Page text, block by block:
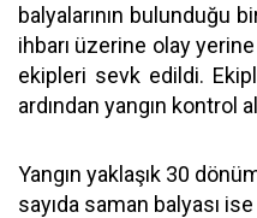
balyalarının bulunduğu
ihbarı üzerine olay
ekipleri sevk edildi.
ardından yangın kontrol
Yangın yaklaşık 30
sayıda saman balyası